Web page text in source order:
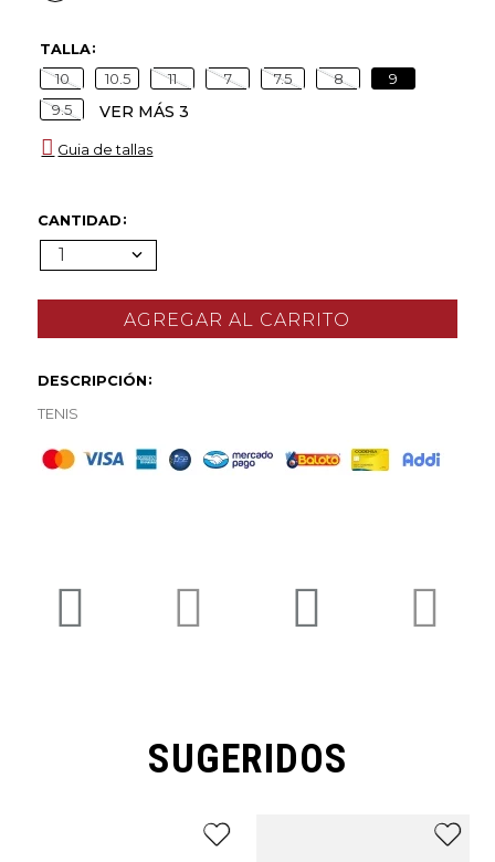
TALLA
10 10.5 11 7 7.5 8
9
9.5
VER MÁS 3
Guia de tallas
CANTIDAD
1
DESCRIPCIÓN
TENIS
SUGERIDOS